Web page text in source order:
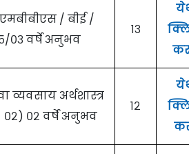
/ बीई /
०३ वर्षे अनुभव
१३
व्यवसाय अर्थशास्त्र
०२) ०२ वर्षे अनुभव
१२